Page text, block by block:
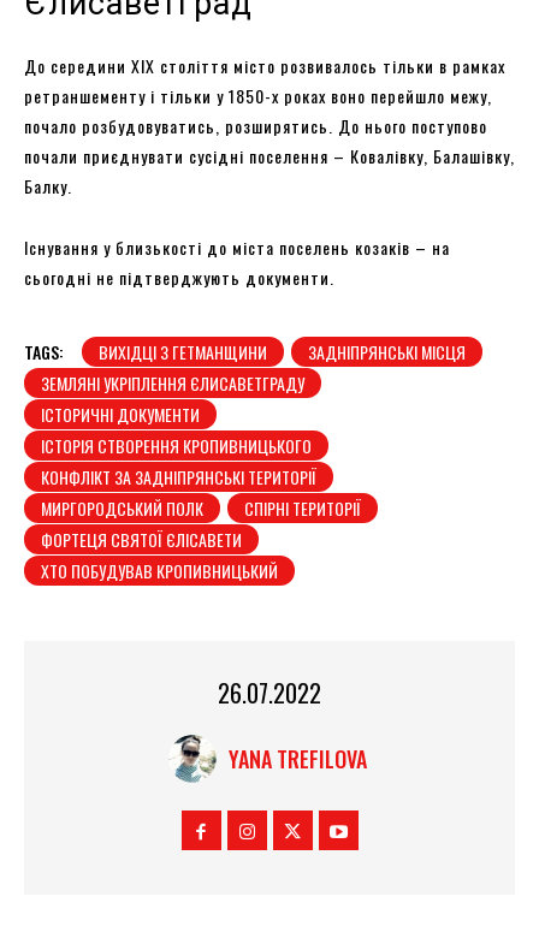
До середини ХІХ століття місто розвивалось тільки в рамках
ретраншементу і тільки у 1850-х роках воно перейшло межу,
почало розбудовуватись, розширятись. До нього поступово
почали приєднувати сусідні поселення – Ковалівку, Балашівку,
Балку.
Існування у близькості до міста поселень козаків – на
сьогодні не підтверджують документи.
TAGS: ВИХІДЦІ З ГЕТМАНЩИНИ
ЗАДНІПРЯНСЬКІ МІСЦЯ
ЗЕМЛЯНІ УКРІПЛЕННЯ ЄЛИСАВЕТГРАДУ
ІСТОРИЧНІ ДОКУМЕНТИ
ІСТОРІЯ СТВОРЕННЯ КРОПИВНИЦЬКОГО
КОНФЛІКТ ЗА ЗАДНІПРЯНСЬКІ ТЕРИТОРІЇ
МИРГОРОДСЬКИЙ ПОЛК
СПІРНІ ТЕРИТОРІЇ
ФОРТЕЦЯ СВЯТОЇ ЄЛІСАВЕТИ
ХТО ПОБУДУВАВ КРОПИВНИЦЬКИЙ
26.07.2022
YANA TREFILOVA